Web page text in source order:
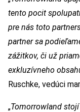
tento pocit
pre nás toto
partner sa
zážitkov, či už
exkluzívneho
Ruschke, vedúci
„Tomorrowland